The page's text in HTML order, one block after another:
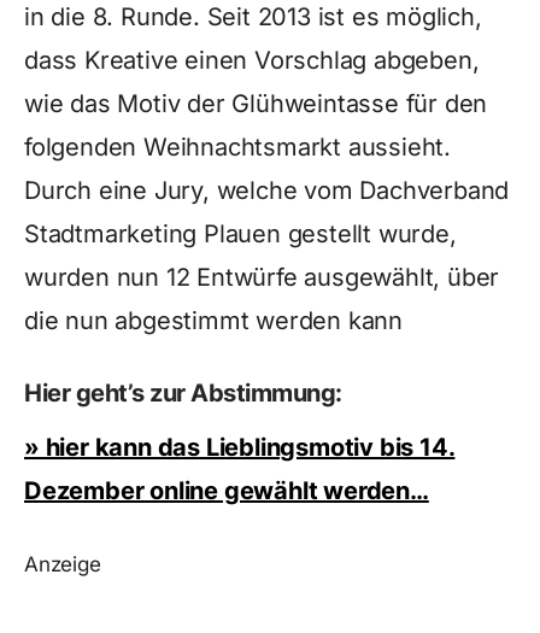
in die 8. Runde. Seit 2013 ist es möglich,
dass Kreative einen Vorschlag abgeben,
wie das Motiv der Glühweintasse für den
folgenden Weihnachtsmarkt aussieht.
Durch eine Jury, welche vom Dachverband
Stadtmarketing Plauen gestellt wurde,
wurden nun 12 Entwürfe ausgewählt, über
die nun abgestimmt werden kann
Hier geht’s zur Abstimmung:
» hier kann das Lieblingsmotiv bis 14.
Dezember online gewählt werden…
Anzeige